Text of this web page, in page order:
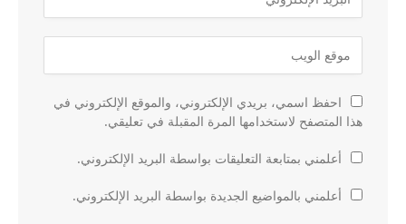
احفظ اسمي، بريدي الإلكتروني، والموقع الإلكتروني في
هذا المتصفح لاستخدامها المرة المقبلة في تعليقي.
أعلمني بمتابعة التعليقات بواسطة البريد الإلكتروني.
أعلمني بالمواضيع الجديدة بواسطة البريد الإلكتروني.